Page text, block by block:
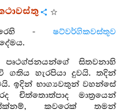
- ෂට්වර්ගිකවස්තුව
සිතවනාහි
ගතිය හැරපියා දුවයි. තදින්
ඉදින් භාග්‍යවතුන් වහන්සේ
චිත්තොත්පාද මාත්‍රයෙන්
කවරෙක් තමන්